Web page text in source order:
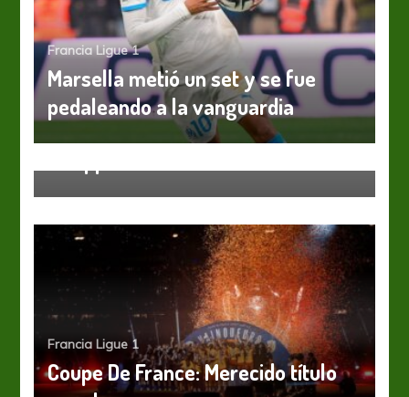
Francia Ligue 1
Marsella metió un set y se fue
pedaleando a la vanguardia
Francia Ligue 1
PSG ganó con un doblete de
Francia Ligue 1
Coupe De France: Merecido título